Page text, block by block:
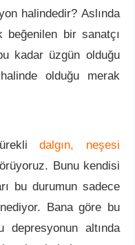
halindedir? Aslında
bir sanatçı
kadar üzgün olduğu
olduğu merak
dalgın, neşesi
Bunu kendisi
bu durumun sadece
Bana göre bu
depresyonun altında